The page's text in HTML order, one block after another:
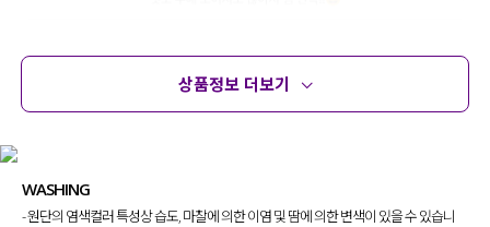
상품정보 더보기
WASHING
- 원단의 염색컬러 특성상 습도, 마찰에 의한 이염 및 땀에 의한 변색이 있을 수 있습니